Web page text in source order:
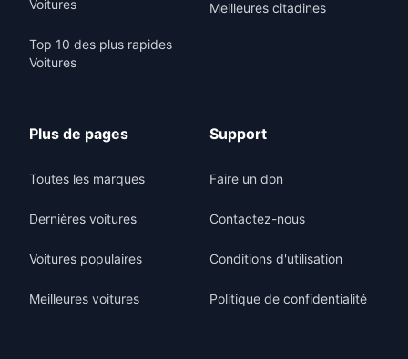
Voitures
Top 10 des plus rapides
Voitures
Meilleures citadines
Plus de pages
Toutes les marques
Dernières voitures
Voitures populaires
Meilleures voitures
Support
Faire un don
Contactez-nous
Conditions d'utilisation
Politique de confidentialité